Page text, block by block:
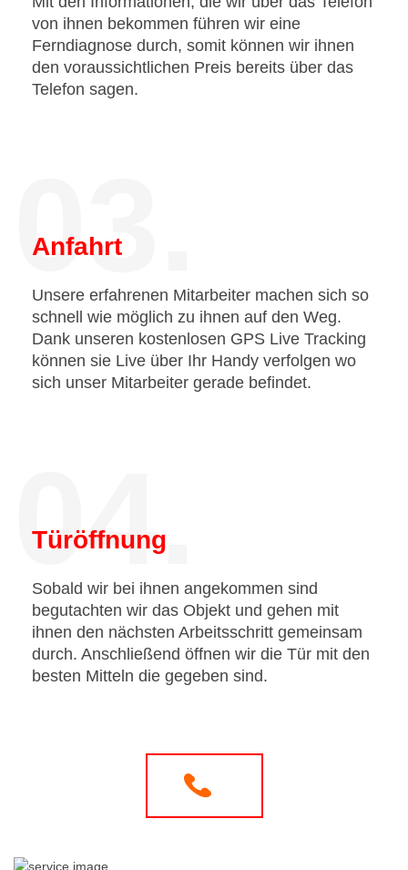
von ihnen bekommen führen wir eine
Ferndiagnose durch, somit können wir ihnen
den voraussichtlichen Preis bereits über das
Telefon sagen.
03.
Anfahrt
Unsere erfahrenen Mitarbeiter machen sich so
schnell wie möglich zu ihnen auf den Weg.
Dank unseren kostenlosen GPS Live Tracking
können sie Live über Ihr Handy verfolgen wo
sich unser Mitarbeiter gerade befindet.
04.
Türöffnung
Sobald wir bei ihnen angekommen sind
begutachten wir das Objekt und gehen mit
ihnen den nächsten Arbeitsschritt gemeinsam
durch. Anschließend öffnen wir die Tür mit den
besten Mitteln die gegeben sind.